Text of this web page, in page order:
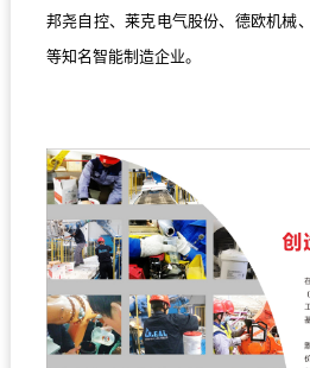
邦尧自控、莱克电气股份、德欧机械
等知名智能制造企业。